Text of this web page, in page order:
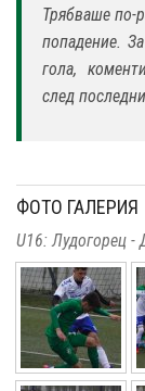
Трябваше по-
попадение.
гола,
след
ФОТО ГАЛЕРИЯ
U16: Лудогорец -